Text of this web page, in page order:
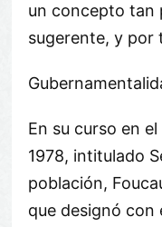
un concepto tan
sugerente, y por
En su curso en
1978, intitulado
población,
que designó con